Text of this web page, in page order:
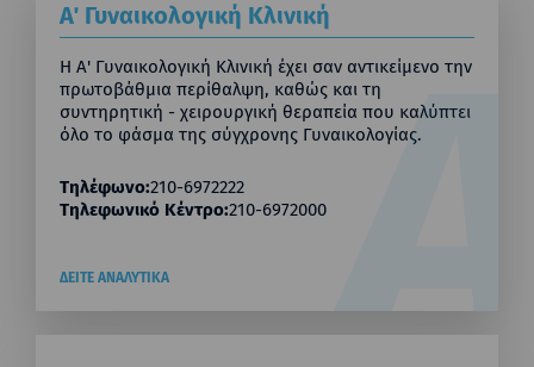
Α΄ Γυναικολογική Κλινική
Η Α' Γυναικολογική Κλινική έχει σαν αντικείμενο την
πρωτοβάθμια περίθαλψη, καθώς και τη
συντηρητική - χειρουργική θεραπεία που καλύπτει
όλο το φάσμα της σύγχρονης Γυναικολογίας.
Τηλέφωνο:210-6972222
Τηλεφωνικό Κέντρο:210-6972000
ΔΕΙΤΕ ΑΝΑΛΥΤΙΚΑ